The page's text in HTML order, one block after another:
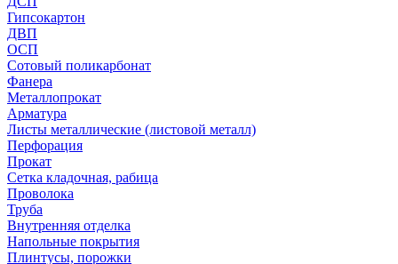
Гипсокартон
ДВП
ОСП
Сотовый поликарбонат
Фанера
Металлопрокат
Арматура
Листы металлические (листовой металл)
Перфорация
Прокат
Сетка кладочная, рабица
Проволока
Труба
Внутренняя отделка
Напольные покрытия
Плинтусы, порожки